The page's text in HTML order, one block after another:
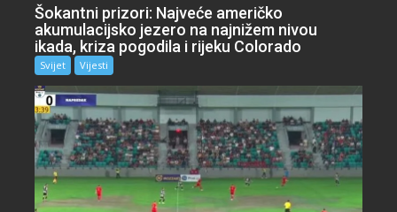
Šokantni prizori: Najveće američko
akumulacijsko jezero na najnižem nivou
ikada, kriza pogodila i rijeku Colorado
Svijet Vijesti